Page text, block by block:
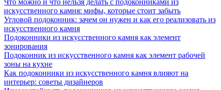
Что можно и что нельзя делать с подоконниками из
искусственного камня: мифы, которые стоит забыть
Угловой подоконник: зачем он нужен и как его реализовать из
искусственного камня
Подоконники из искусственного камня как элемент
зонирования
Подоконник из искусственного камня как элемент рабочей
зоны на кухне
Как подоконники из искусственного камня влияют на
интерьер: советы дизайнеров